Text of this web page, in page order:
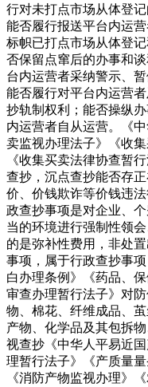
行对未打点市场从体登
能否履行报送平台内运
标帜已打点市场从体登
否保留点窜后的办事和
台内运营者采纳警示、
能否履行对平台内运营
抄轨制权利；能否操纵
内运营者自从运营。《
卖监视办理法子》《收
《收集买卖法律协查暂
查抄，沉点查抄能否存
价、价钱欺诈等价钱违
政查抄事项是对企业、
当的环境进行强制性领
的是弥补性费用，非处
事项，属于行政查抄事
白办理条例》《药品、
审查办理暂行法子》对
物、棉花、纤维成品、
产物、化学品及其包拆
视查抄《中华人平易近
理暂行法子》《产质量
《消防产物监视办理》